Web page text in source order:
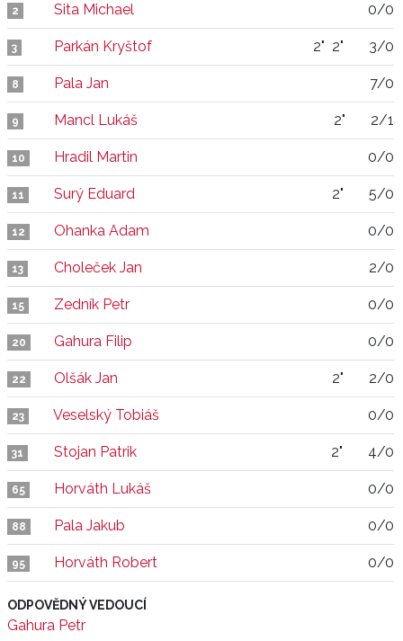
2 Sita Michael 0/0
3 Parkán Kryštof 2" 2" 3/0
8 Pala Jan 7/0
9 Mancl Lukáš 2" 2/1
10 Hradil Martin 0/0
11 Surý Eduard 2" 5/0
12 Ohanka Adam 0/0
13 Choleček Jan 2/0
15 Zedník Petr 0/0
20 Gahura Filip 0/0
22 Olšák Jan 2" 2/0
23 Veselský Tobiáš 0/0
31 Stojan Patrik 2" 4/0
65 Horváth Lukáš 0/0
88 Pala Jakub 0/0
95 Horváth Robert 0/0
ODPOVĚDNÝ VEDOUCÍ
Gahura Petr